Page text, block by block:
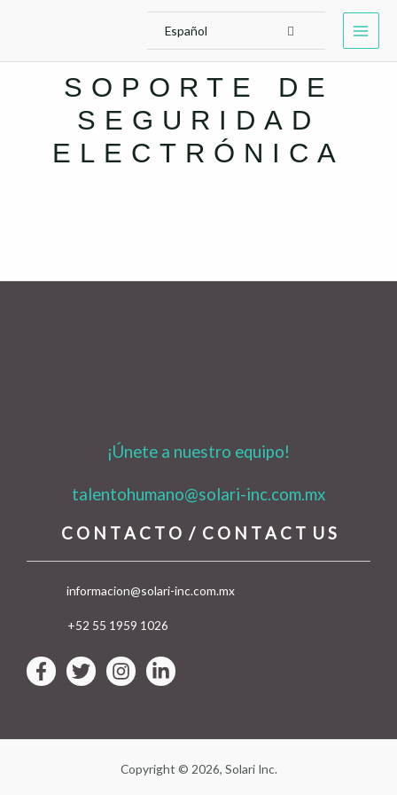
Español
SOPORTE DE
SEGURIDAD
ELECTRÓNICA
¡Únete a nuestro equipo!
talentohumano@solari-inc.com.mx
C O N T A C T O / C O N T A C T U S
informacion@solari-inc.com.mx
+52 55 1959 1026
Copyright © 2026, Solari Inc.